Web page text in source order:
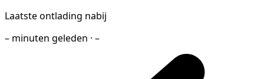
Laatste ontlading nabij
– minuten geleden · –